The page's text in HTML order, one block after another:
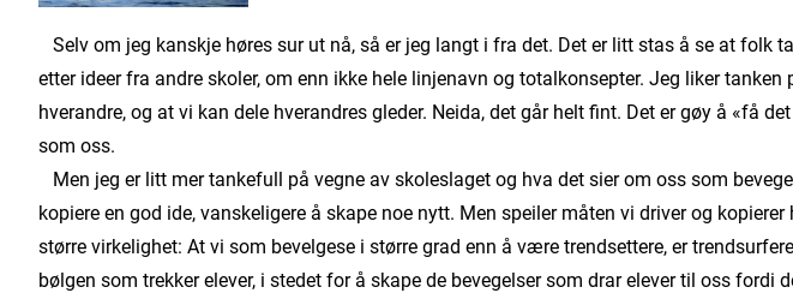
Selv om jeg kanskje høres sur ut nå, så er jeg langt i fra det. Det er litt stas å se at folk
etter ideer fra andre skoler, om enn ikke hele linjenavn og totalkonsepter. Jeg liker
hverandre, og at vi kan dele hverandres gleder. Neida, det går helt fint. Det er gøy å «få
som oss.
Men jeg er litt mer tankefull på vegne av skoleslaget og hva det sier om oss som
kopiere en god ide, vanskeligere å skape noe nytt. Men speiler måten vi driver og kopierer
større virkelighet: At vi som bevelgese i større grad enn å være trendsettere, er
bølgen som trekker elever, i stedet for å skape de bevegelser som drar elever til oss fordi